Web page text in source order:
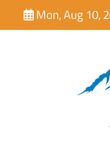
to
Mon, Aug 10,